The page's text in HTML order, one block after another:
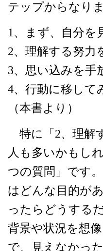
テップからなりま
1、まず、自分を
2、理解する努力
3、思い込みを手
4、行動に移して
（本書より）
特に「2、理解
人も多いかもし
つの質問」です
はどんな目的が
ったらどうする
背景や状況を想
で、見えなかっ